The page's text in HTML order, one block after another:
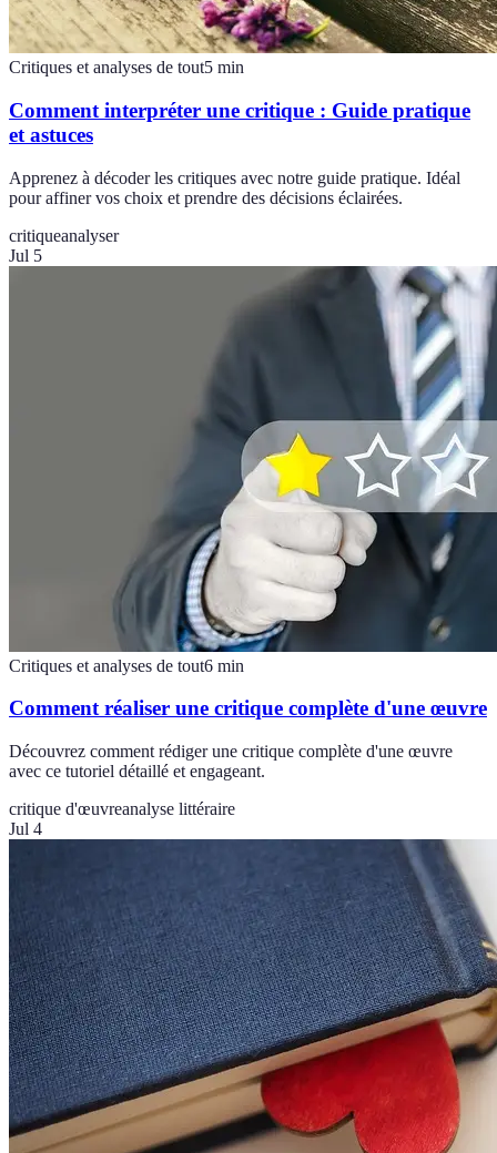
Critiques et analyses de tout5 min
Comment interpréter une critique : Guide pratique
et astuces
Apprenez à décoder les critiques avec notre guide pratique. Idéal
pour affiner vos choix et prendre des décisions éclairées.
critiqueanalyser
Jul 5
Critiques et analyses de tout6 min
Comment réaliser une critique complète d'une œuvre
Découvrez comment rédiger une critique complète d'une œuvre
avec ce tutoriel détaillé et engageant.
critique d'œuvreanalyse littéraire
Jul 4